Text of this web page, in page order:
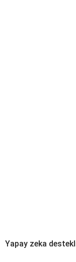
Yapay zeka